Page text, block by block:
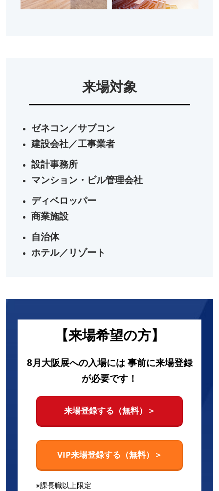
来場対象
ゼネコン／サブコン
建設会社／工事業者
設計事務所
マンション・ビル管理会社
ディベロッパー
商業施設
自治体
ホテル／リゾート
【来場希望の方】
8月大阪展への入場には 事前に来場登録
が必要です！
来場登録する（無料）＞
VIP来場登録する（無料）＞
※課長職以上限定